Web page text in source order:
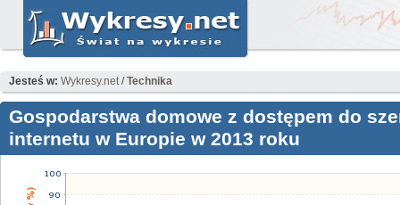
Jesteś w: Wykresy.net/Technika
Gospodarstwa domowe z dostępem do
internetu w Europie w 2013 roku